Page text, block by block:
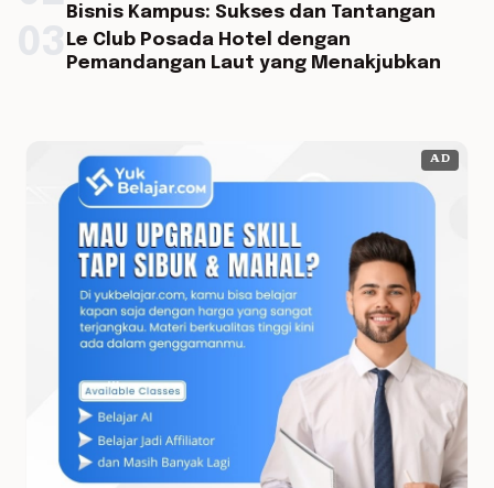
Bisnis Kampus: Sukses dan Tantangan
Le Club Posada Hotel dengan
Pemandangan Laut yang Menakjubkan
AD